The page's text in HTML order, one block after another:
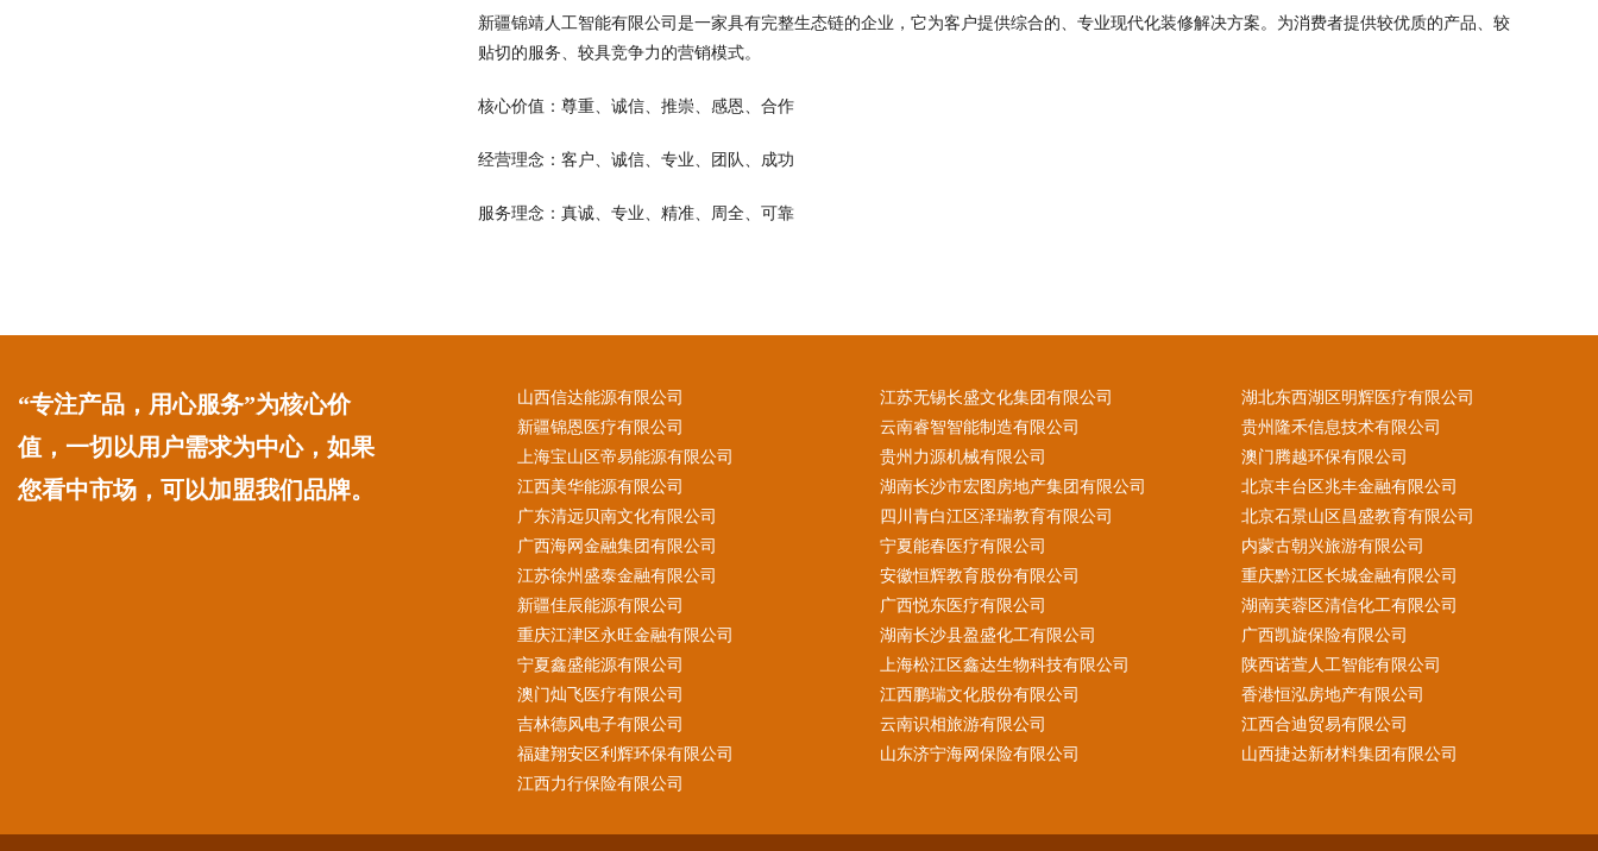
新疆锦靖人工智能有限公司是一家具有完整生态链的企业，它为客户提供综合的、专业现代化装修解决方案。为消费者提供较优质的产品、较
贴切的服务、较具竞争力的营销模式。
核心价值：尊重、诚信、推崇、感恩、合作
经营理念：客户、诚信、专业、团队、成功
服务理念：真诚、专业、精准、周全、可靠
“专注产品，用心服务”为核心价
值，一切以用户需求为中心，如果
您看中市场，可以加盟我们品牌。
山西信达能源有限公司 江苏无锡长盛文化集团有限公司
湖北东西湖区明辉医疗有限公司
新疆锦恩医疗有限公司
云南睿智智能制造有限公司
贵州隆禾信息技术有限公司
上海宝山区帝易能源有限公司
贵州力源机械有限公司
澳门腾越环保有限公司
江西美华能源有限公司
湖南长沙市宏图房地产集团有限公司
北京丰台区兆丰金融有限公司
广东清远贝南文化有限公司
四川青白江区泽瑞教育有限公司
北京石景山区昌盛教育有限公司
广西海网金融集团有限公司
宁夏能春医疗有限公司
内蒙古朝兴旅游有限公司
江苏徐州盛泰金融有限公司
安徽恒辉教育股份有限公司
重庆黔江区长城金融有限公司
新疆佳辰能源有限公司
广西悦东医疗有限公司
湖南芙蓉区清信化工有限公司
重庆江津区永旺金融有限公司
湖南长沙县盈盛化工有限公司
广西凯旋保险有限公司
宁夏鑫盛能源有限公司
上海松江区鑫达生物科技有限公司
陕西诺萱人工智能有限公司
澳门灿飞医疗有限公司
江西鹏瑞文化股份有限公司
香港恒泓房地产有限公司
吉林德风电子有限公司
云南识相旅游有限公司
江西合迪贸易有限公司
福建翔安区利辉环保有限公司
山东济宁海网保险有限公司
山西捷达新材料集团有限公司
江西力行保险有限公司